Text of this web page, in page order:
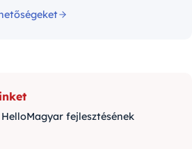
HelloMagyar fejlesztésének